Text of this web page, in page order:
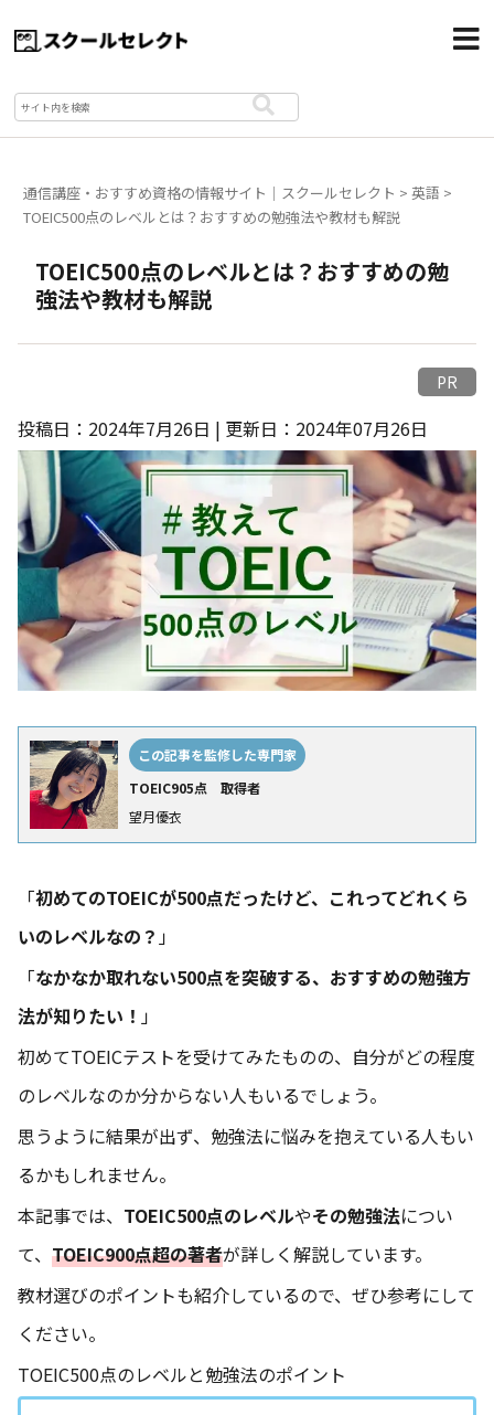
通信講座・おすすめ資格の情報サイト｜スクールセレクト >英語 >
TOEIC500点のレベルとは？おすすめの勉強法や教材も解説
TOEIC500点のレベルとは？おすすめの勉
強法や教材も解説
PR
投稿日：2024年7月26日 | 更新日：2024年07月26日
この記事を監修した専門家
TOEIC905点 取得者
望月優衣
「初めてのTOEICが500点だったけど、これってどれくら
いのレベルなの？ 」
「なかなか取れない500点を突破する、おすすめの勉強方
法が知りたい！ 」
初めてTOEICテストを受けてみたものの、自分がどの程度
のレベルなのか分からない人もいるでしょう。
思うように結果が出ず、勉強法に悩みを抱えている人もい
るかもしれません。
本記事では、 TOEIC500点のレベルやその勉強法につい
て、 TOEIC900点超の著者が詳しく解説しています。
教材選びのポイントも紹介しているので、ぜひ参考にして
ください。
TOEIC500点のレベルと勉強法のポイント